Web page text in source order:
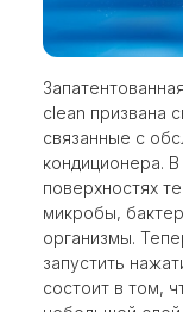
clean призвана
связанные с
кондиционера.
поверхностях
микробы,
организмы.
запустить
состоит в том,